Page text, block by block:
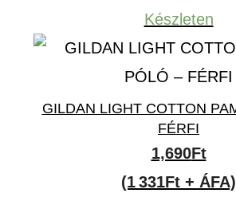
Készleten
GILDAN LIGHT COTTON
FÉRFI
1,690Ft
(1 331Ft + ÁFA)